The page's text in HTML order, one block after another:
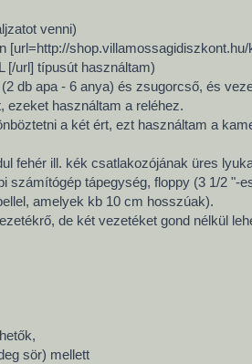
venni)
[/url] típusút használtam)
db apa - 6 anya) és zsugorcső, és
ezeket használtam a reléhez.
a két ért, ezt használtam a
fehér ill. kék csatlakozójának üres
számítógép tápegység, floppy (3 1/2 "-
amelyek kb 10 cm hosszúak).
de két vezetéket gond nélkül
sör) mellett